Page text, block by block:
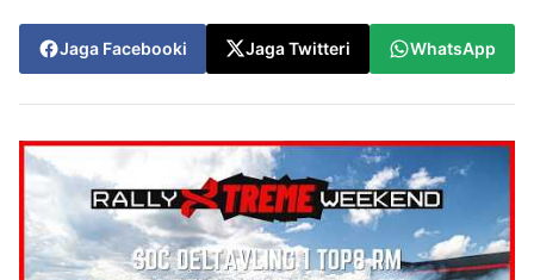
Jaga Facebooki Jaga Twitteri WhatsApp